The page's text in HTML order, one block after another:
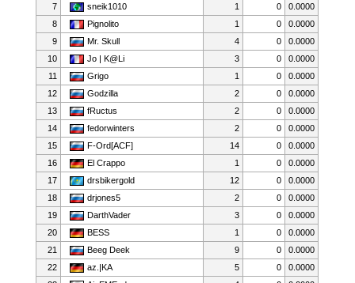
7
sneik1010 1 0
0.0000
8
Pignolito 1 0
0.0000
9
Mr. Skull 4 0
0.0000
10
Jo | K@Li 3 0
0.0000
11
Grigo 1 0
0.0000
12
Godzilla 2 0
0.0000
13
fRuctus 2 0
0.0000
14
fedorwinters 2 0
0.0000
15
F-Ord[ACF] 14 0
0.0000
16
El Crappo 1 0
0.0000
17
drsbikergold 12 0
0.0000
18
drjones5 2 0
0.0000
19
DarthVader 3 0
0.0000
20
BESS 1 0
0.0000
21
Beeg Deek 9 0
0.0000
22
az.|KA 5 0
0.0000